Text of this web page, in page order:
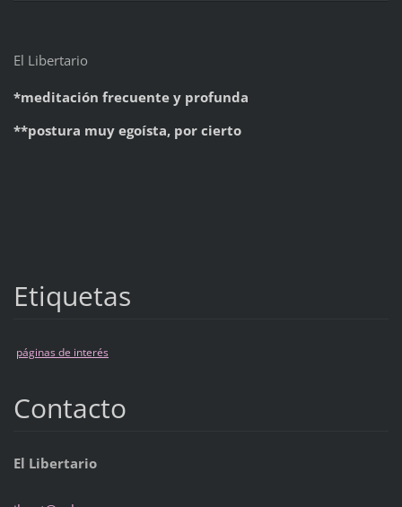
El Libertario
*meditación frecuente y profunda
**postura muy egoísta, por cierto
Etiquetas
páginas de interés
Contacto
El Libertario